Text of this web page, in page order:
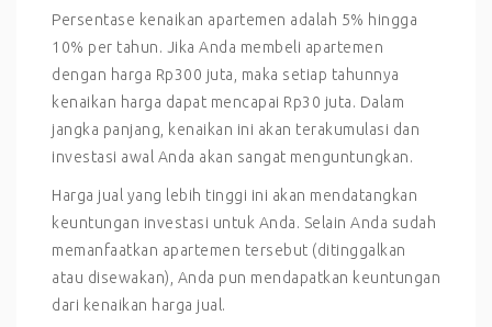
Persentase kenaikan apartemen adalah 5% hingga
10% per tahun. Jika Anda membeli apartemen
dengan harga Rp300 juta, maka setiap tahunnya
kenaikan harga dapat mencapai Rp30 juta. Dalam
jangka panjang, kenaikan ini akan terakumulasi dan
investasi awal Anda akan sangat menguntungkan.
Harga jual yang lebih tinggi ini akan mendatangkan
keuntungan investasi untuk Anda. Selain Anda sudah
memanfaatkan apartemen tersebut (ditinggalkan
atau disewakan), Anda pun mendapatkan keuntungan
dari kenaikan harga jual.